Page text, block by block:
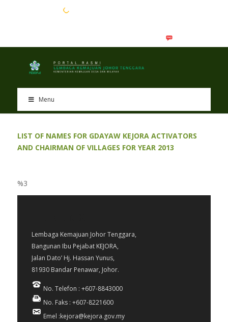
Menu
LIST OF NAMES FOR GDAYAW KEJORA ACTIVATORS
AND CHAIRMAN OF VILLAGES FOR YEAR 2013
%3
Lembaga Kemajuan Johor Tenggara,
Bangunan Ibu Pejabat KEJORA,
Jalan Dato’ Hj. Hassan Yunus,
81930 Bandar Penawar, Johor.
No. Telefon : +607-8843000
No. Faks : +607-8221600
Emel :kejora@kejora.gov.my